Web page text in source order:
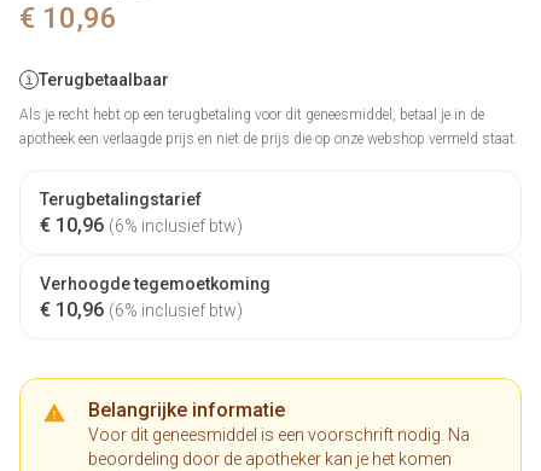
€ 10,96
Terugbetaalbaar
Als je recht hebt op een terugbetaling voor dit geneesmiddel, betaal je in de
apotheek een verlaagde prijs en niet de prijs die op onze webshop vermeld staat.
Terugbetalingstarief
€ 10,96 (6% inclusief btw)
Verhoogde tegemoetkoming
€ 10,96 (6% inclusief btw)
Belangrijke informatie
Voor dit geneesmiddel is een voorschrift nodig. Na
beoordeling door de apotheker kan je het komen